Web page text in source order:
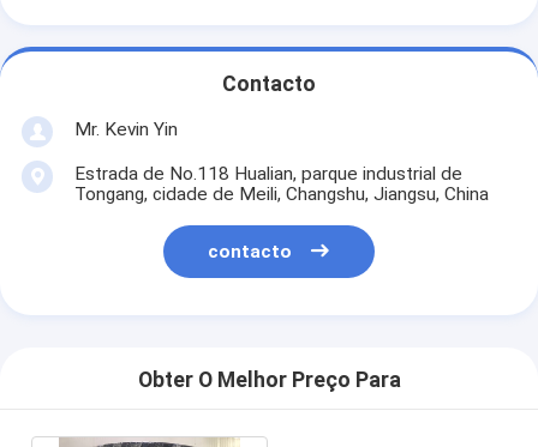
Contacto
Mr. Kevin Yin
Estrada de No.118 Hualian, parque industrial de
Tongang, cidade de Meili, Changshu, Jiangsu, China
contacto
Obter O Melhor Preço Para